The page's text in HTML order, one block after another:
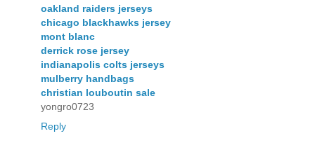
oakland raiders jerseys
chicago blackhawks jersey
mont blanc
derrick rose jersey
indianapolis colts jerseys
mulberry handbags
christian louboutin sale
yongro0723
Reply